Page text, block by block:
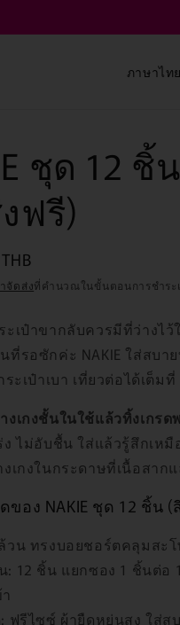
ภ
า
ภาษาไทย
ชุด 12 ชิ้
ฟรี)
จัดส่งที่คำนวณในขั้นตอนการชำระ
ะเป๋าขากลับควรมีที่ว่างไ
ที่รอซักค่ะ NAKIE ใส่สบา
ระเป๋าเบา เที่ยวต่อได้เต็มที่
งเกงชั้นในใช้แล้วทิ้งเกร
ไม่อับชื้น ใส่แล้วรู้สึกเหมื
งเกงในกระดาษที่เนื้อสาก
ของ NAKIE ชุด 12 ชิ้น (
วน ทรงบอยชอร์ตคลุมสะ
: 12 ชิ้น แยกซอง 1 ชิ้นต่อ
ฟรีไซซ์ ผ้ายืดหยุ่นสูง ใส่ส